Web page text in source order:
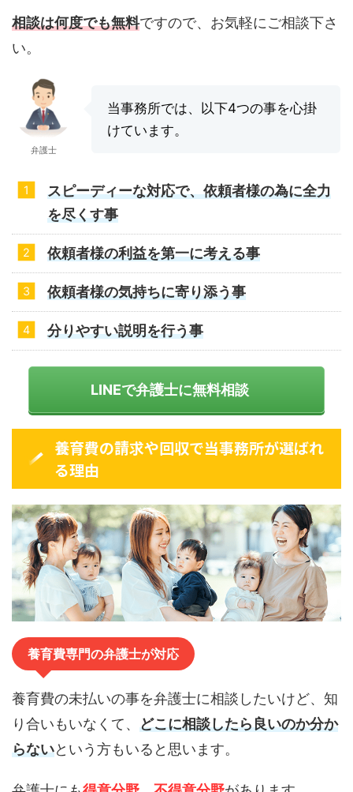
相談は何度でも無料ですので、お気軽にご相談下さ
い。
弁護士
当事務所では、以下4つの事を心掛
けています。
スピーディーな対応で、依頼者様の為に全力
を尽くす事
依頼者様の利益を第一に考える事
依頼者様の気持ちに寄り添う事
分りやすい説明を行う事
LINEで弁護士に無料相談
養育費の請求や回収で当事務所が選ばれ
る理由
養育費専門の弁護士が対応
養育費の未払いの事を弁護士に相談したいけど、知
り合いもいなくて、 どこに相談したら良いのか分か
らないという方もいると思います。